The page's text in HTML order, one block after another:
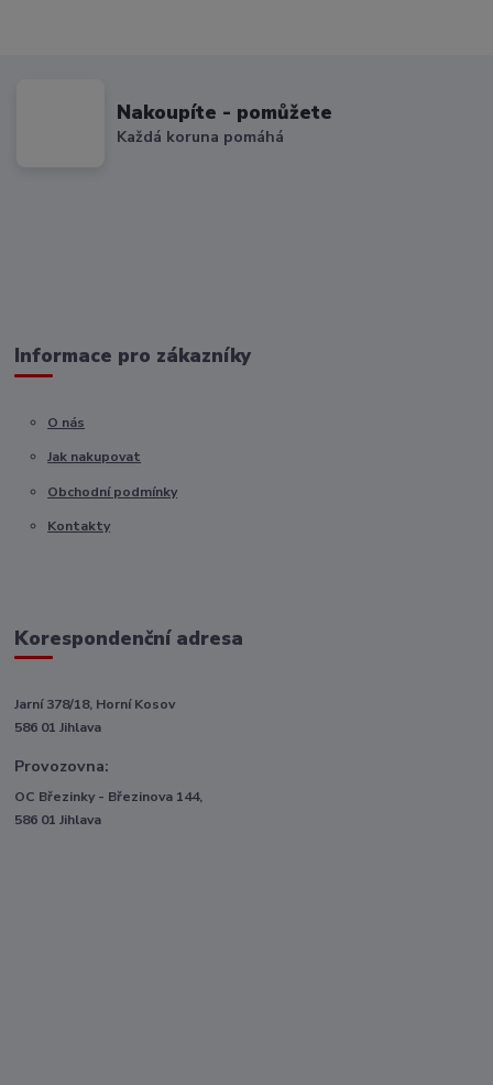
Nakoupíte - pomůžete
Každá koruna pomáhá
Informace pro zákazníky
O nás
Jak nakupovat
Obchodní podmínky
Kontakty
Korespondenční adresa
Jarní 378/18, Horní Kosov
586 01 Jihlava
Provozovna:
OC Březinky - Březinova 144,
586 01 Jihlava